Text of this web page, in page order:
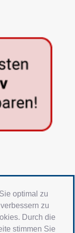
optimal zu
zu
Durch die
stimmen Sie